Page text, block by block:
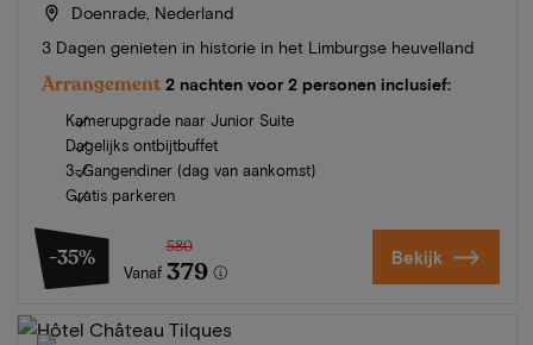
Doenrade, Nederland
3 Dagen genieten in historie in het Limburgse heuvelland
Arrangement 2 nachten voor 2 personen inclusief:
Kamerupgrade naar Junior Suite
Dagelijks ontbijtbuffet
3-Gangendiner (dag van aankomst)
Gratis parkeren
-35%
Vanaf
580
379 Bekijk